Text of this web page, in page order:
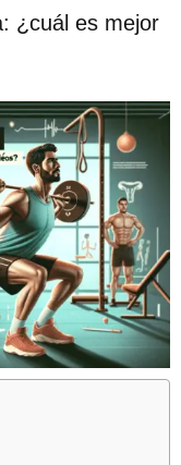
¿cuál es mejor